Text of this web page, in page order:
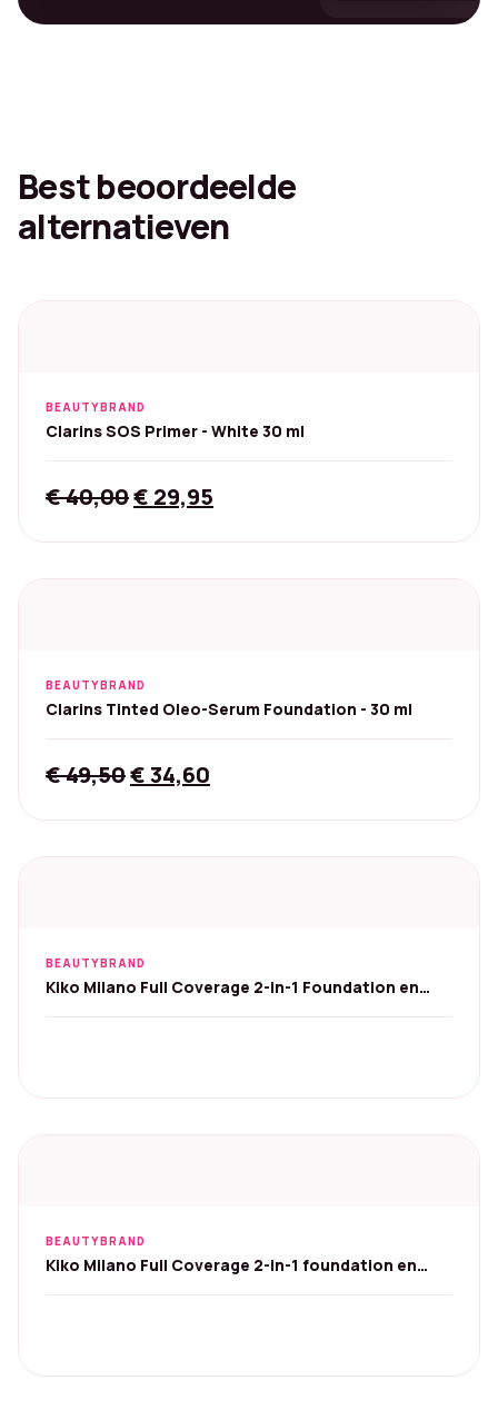
Best beoordeelde
alternatieven
BEAUTYBRAND
Clarins SOS Primer - White 30 ml
€40,00Original
€ 29,95
BEAUTYBRAND
Clarins Tinted Oleo-Serum Foundation - 30 ml
€49,50Original
€34,60
BEAUTYBRAND
Kiko Milano Full Coverage 2-in-1 Foundation en
BEAUTYBRAND
Kiko Milano Full Coverage 2-in-1 foundation en